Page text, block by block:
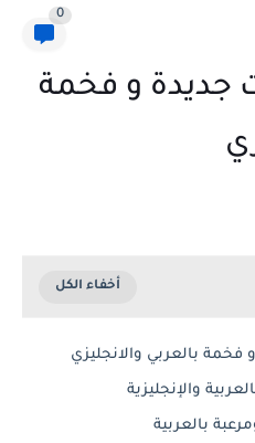
0
جديدة و فخمة
بالعربي والانجليزي
والإنجليزية
بالعربية